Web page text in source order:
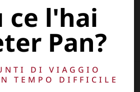
– P.IVA 14910741009
ce l'hai
Pan?
DI VIAGGIO
TEMPO DIFFICILE